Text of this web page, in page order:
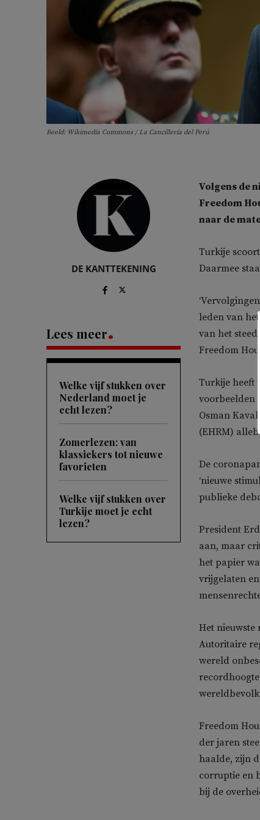
Beeld: Wikimedia Commons / La Cancillería del Perú
DE KANTTEKENING
Lees meer
Welke vijf stukken over
Nederland moet je
echt lezen?
Zomerlezen: van
klassiekers tot nieuwe
favorieten
Welke vijf stukken over
Turkije moet je echt
lezen?
Volgens de
Freedom
naar de
Turkije
Daarmee
leden van
van het
Freedom
Turkije heeft
voorbeelden
Osman
(EHRM)
De
‘nieuwe
publieke
President
aan, maar
het papier
vrijgelaten
Het nieuwste
Autoritaire
wereld
Freedom
der jaren
haalde, zijn
corruptie en
bij de